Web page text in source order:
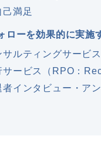
己満足
ローを効果的に実施
ルティングサービス
サービス（RPO：
者インタビュー・ア